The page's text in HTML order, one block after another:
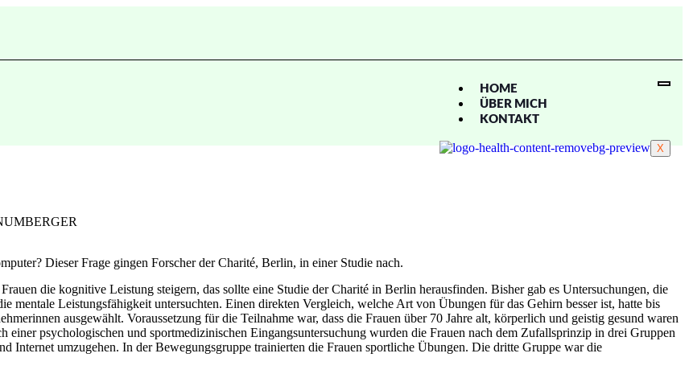
HOME
ÜBER MICH
KONTAKT
X
Dieser Frage gingen Forscher der Charité, Berlin, in einer Studie nach.
die kognitive Leistung steigern, das sollte eine Studie der Charité in Berlin herausfinden. Bisher gab es Untersuchungen, die
mentale Leistungsfähigkeit untersuchten. Einen direkten Vergleich, welche Art von Übungen für das Gehirn besser ist, hatte bis
ausgewählt. Voraussetzung für die Teilnahme war, dass die Frauen über 70 Jahre alt, körperlich und geistig gesund waren
psychologischen und sportmedizinischen Eingangsuntersuchung wurden die Frauen nach dem Zufallsprinzip in drei Gruppen
Internet umzugehen. In der Bewegungsgruppe trainierten die Frauen sportliche Übungen. Die dritte Gruppe war die